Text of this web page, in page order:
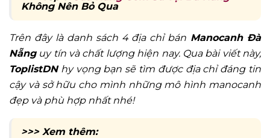
Không Nên Bỏ Qua
Trên đây là danh sách 4 địa chỉ bán Manocanh Đà
Nẵnguy tín và chất lượng hiện nay. Qua bài viết này,
ToplistDNhy vọng bạn sẽ tìm được địa chỉ đáng tin
cậy và sở hữu cho mình những mô hình manocanh
đẹp và phù hợp nhất nhé!
>>> Xem thêm: